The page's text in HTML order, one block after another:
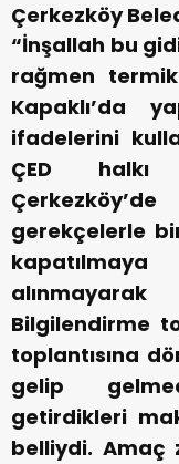
Çerkezköy
“İnşallah bu
rağmen
Kapaklı’da
ifadelerini
ÇED halkı
gerekçelerle
Bilgilendirme
toplantısına
gelip
getirdikleri
belliydi. Amaç